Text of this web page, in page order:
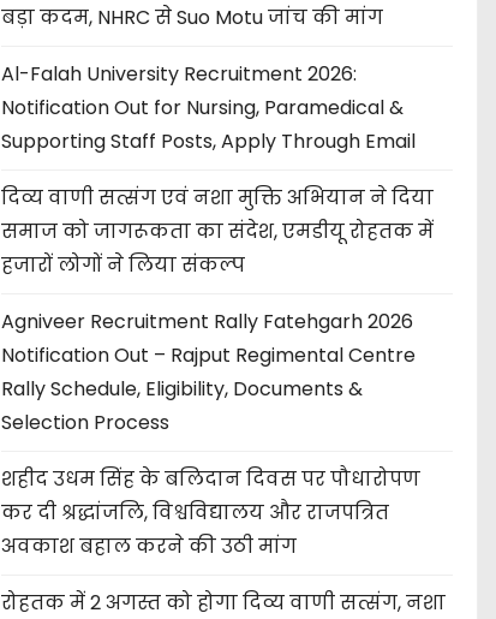
बड़ा कदम, NHRC से Suo Motu जांच की मांग
Al-Falah University Recruitment 2026:
Notification Out for Nursing, Paramedical &
Supporting Staff Posts, Apply Through Email
दिव्य वाणी सत्संग एवं नशा मुक्ति अभियान ने दिया
समाज को जागरूकता का संदेश, एमडीयू रोहतक में
हजारों लोगों ने लिया संकल्प
Agniveer Recruitment Rally Fatehgarh 2026
Notification Out – Rajput Regimental Centre
Rally Schedule, Eligibility, Documents &
Selection Process
शहीद उधम सिंह के बलिदान दिवस पर पौधारोपण
कर दी श्रद्धांजलि, विश्वविद्यालय और राजपत्रित
अवकाश बहाल करने की उठी मांग
रोहतक में 2 अगस्त को होगा दिव्य वाणी सत्संग, नशा